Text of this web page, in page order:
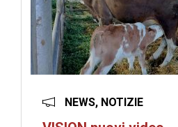
NEWS, NOTIZIE